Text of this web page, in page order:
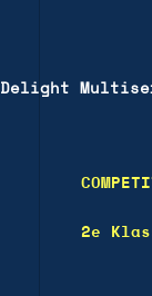
Delight
2e